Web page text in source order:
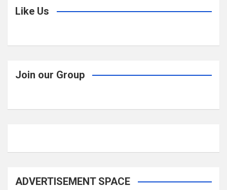
Like Us
Join our Group
ADVERTISEMENT SPACE